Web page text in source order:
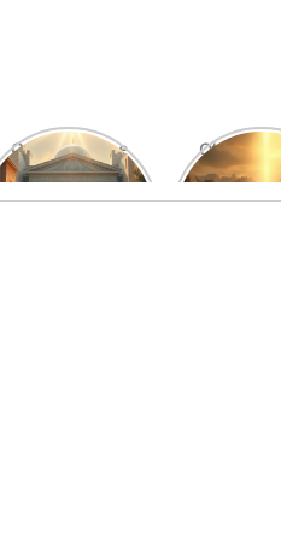
O Significado e
Função do Levita
Otniel: